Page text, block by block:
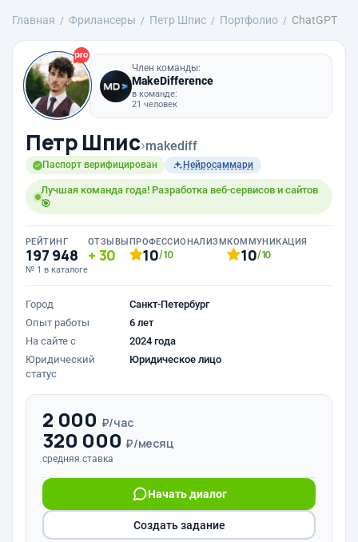
Главная Фрилансеры Петр Шпис Портфолио ChatGPT
Член команды:
MakeDifference
в команде:
21 человек
Петр Шпис›makediff
Паспорт верифицирован Нейросаммари
Лучшая команда года! Разработка веб-сервисов и сайтов
🎯
РЕЙТИНГ
197 948
№ 1 в каталоге
ОТЗЫВЫ
30
ПРОФЕССИОНАЛИЗМ
10/10
КОММУНИКАЦИЯ
10/10
Город
Санкт-Петербург
Опыт работы
6 лет
На сайте с
2024 года
Юридический
статус
Юридическое лицо
2 000 ₽/час
320 000 ₽/месяц
средняя ставка
Начать диалог
Создать задание